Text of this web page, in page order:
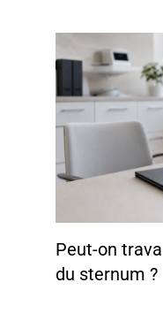
Peut-on
du sternum ?